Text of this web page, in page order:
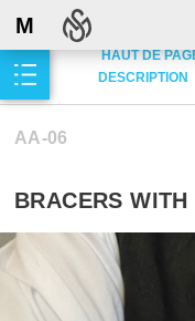
M
HAUT DE
DESCRIPTION
AA-06
BRACERS